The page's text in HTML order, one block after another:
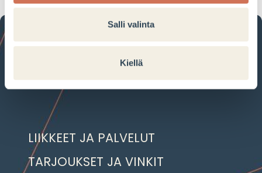
Salli valinta
Kiellä
LIIKKEET JA PALVELUT
TARJOUKSET JA VINKIT